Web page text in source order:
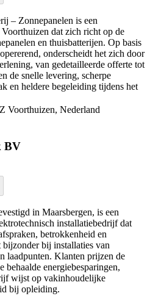
– Zonnepanelen is een
dat zich richt op de
en thuisbatterijen. Op basis
onderscheidt het zich door
van gedetailleerde offerte tot
de snelle levering, scherpe
en heldere begeleiding tijdens het
Voorthuizen, Nederland
BV
in Maarsbergen, is een
installatiebedrijf dat
betrokkenheid en
bij installaties van
laadpunten. Klanten prijzen de
energiebesparingen,
wijst op vakinhoudelijke
bij opleiding.